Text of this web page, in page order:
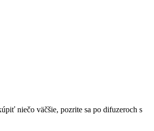
niečo väčšie, pozrite sa po difuzeroch s